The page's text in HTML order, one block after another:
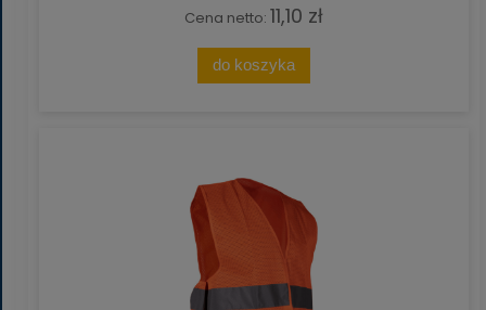
Cena netto: 11,10 zł
do koszyka